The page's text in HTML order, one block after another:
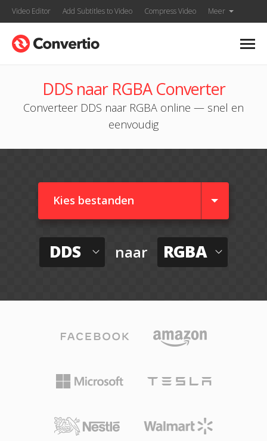
Video Editor Add Subtitles to Video Compress Video Meer
DDS naar RGBA Converter
Converteer DDS naar RGBA online — snel en
eenvoudig
Kies bestanden
DDS naar RGBA